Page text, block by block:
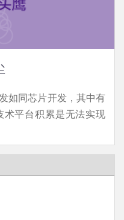
如同芯片开发，其中有
术平台积累是无法实现